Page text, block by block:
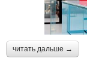
читать дальше →